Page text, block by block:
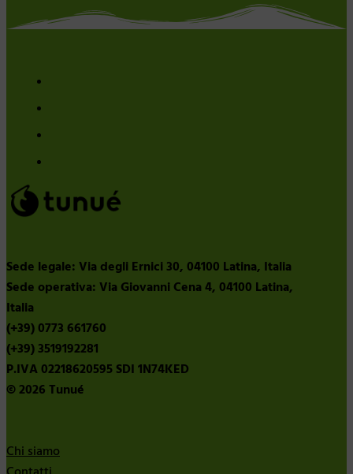
Sede legale: Via degli Ernici 30, 04100 Latina, Italia
Sede operativa: Via Giovanni Cena 4, 04100 Latina,
Italia
(+39) 0773 661760
(+39) 3519192281
P.IVA 02218620595 SDI 1N74KED
© 2026 Tunué
Chi siamo